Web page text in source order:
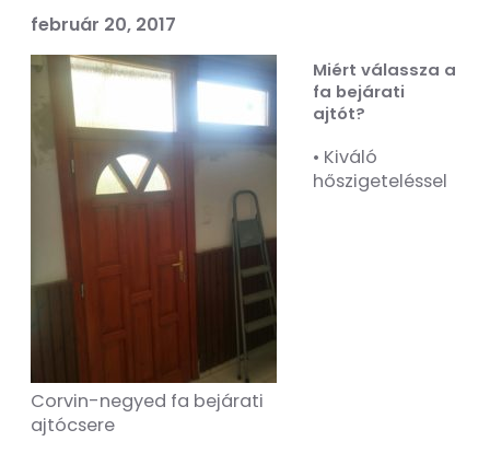
február 20, 2017
Corvin-negyed fa bejárati
ajtócsere
Miért válassza a
fa bejárati
ajtót?
• Kiváló
hőszigeteléssel